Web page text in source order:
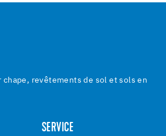
chape, revêtements de sol et sols en
SERVICE